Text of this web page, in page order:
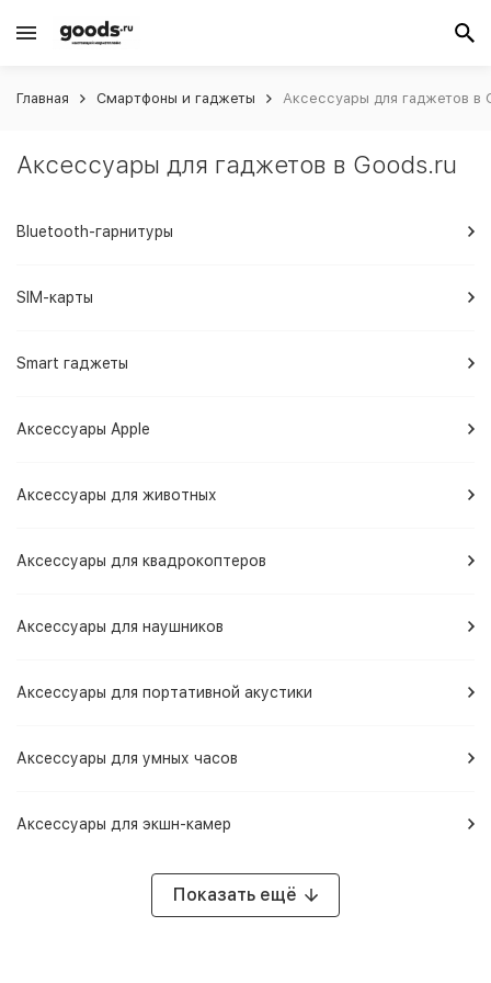
Главная Смартфоны и гаджеты Аксессуары для гаджетов в
Аксессуары для гаджетов в Goods.ru
Bluetooth-гарнитуры
SIM-карты
Smart гаджеты
Аксессуары Apple
Аксессуары для животных
Аксессуары для квадрокоптеров
Аксессуары для наушников
Аксессуары для портативной акустики
Аксессуары для умных часов
Аксессуары для экшн-камер
Показать ещё